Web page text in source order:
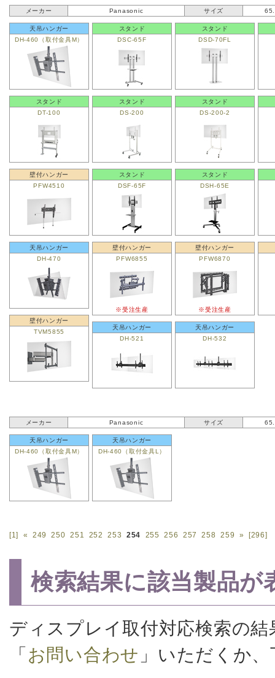
メーカー Panasonic サイズ
天吊ハンガー
DH-460（取付金具M）
スタンド
DSC-65F
スタンド
DSD-70FL
スタンド
DT-100
スタンド
DS-200
スタンド
DS-200-2
壁付ハンガー
PFW4510
スタンド
DSF-65F
スタンド
DSH-65E
天吊ハンガー
DH-470
壁付ハンガー
PFW6855
※受注生産
壁付ハンガー
PFW6870
※受注生産
壁付ハンガー
TVM5855
天吊ハンガー
DH-521
天吊ハンガー
DH-532
メーカー Panasonic サイズ
天吊ハンガー
DH-460（取付金具M）
天吊ハンガー
DH-460（取付金具L）
[1] « 249 250 251 252 253 254 255 256 257 258 259 » [296]
検索結果に該当製品が
ディスプレイ取付対応検索の
「お問い合わせ 」いただくか